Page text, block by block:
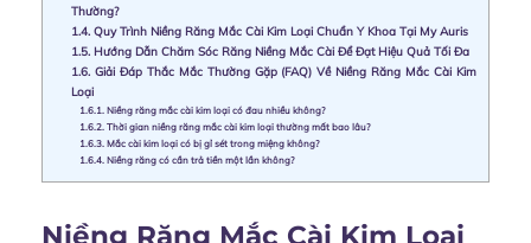
Thường?
1.4. Quy Trình Niềng Răng Mắc Cài Kim Loại Chuẩn Y Khoa Tại My Auris
1.5. Hướng Dẫn Chăm Sóc Răng Niềng Mắc Cài Để Đạt Hiệu Quả Tối Đa
1.6. Giải Đáp Thắc Mắc Thường Gặp (FAQ) Về Niềng Răng Mắc Cài Kim
Loại
1.6.1. Niềng răng mắc cài kim loại có đau nhiều không?
1.6.2. Thời gian niềng răng mắc cài kim loại thường mất bao lâu?
1.6.3. Mắc cài kim loại có bị gỉ sét trong miệng không?
1.6.4. Niềng răng có cần trả tiền một lần không?
Niềng Răng Mắc Cài Kim Loại